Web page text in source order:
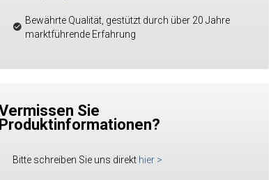
Bewährte Qualität, gestützt durch über 20 Jahre
marktführende Erfahrung
Sie
Produktinformationen?
Bitte schreiben Sie uns direkt hier >